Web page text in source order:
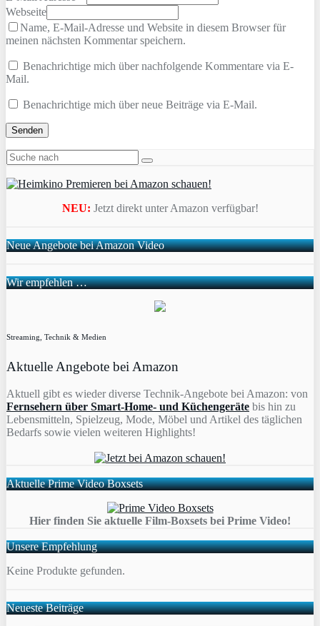
Webseite
Name, E-Mail-Adresse und Website in diesem Browser für
meinen nächsten Kommentar speichern.
Benachrichtige mich über nachfolgende Kommentare via E-
Mail.
Benachrichtige mich über neue Beiträge via E-Mail.
NEU: Jetzt direkt unter Amazon verfügbar!
Neue Angebote bei Amazon Video
Wir empfehlen …
Streaming, Technik & Medien
Aktuelle Angebote bei Amazon
Aktuell gibt es wieder diverse Technik-Angebote bei Amazon: von
Fernsehern über Smart-Home- und Küchengeräte bis hin zu
Lebensmitteln, Spielzeug, Mode, Möbel und Artikel des täglichen
Bedarfs sowie vielen weiteren Highlights!
Aktuelle Prime Video Boxsets
Hier finden Sie aktuelle Film-Boxsets bei Prime Video!
Unsere Empfehlung
Keine Produkte gefunden.
Neueste Beiträge